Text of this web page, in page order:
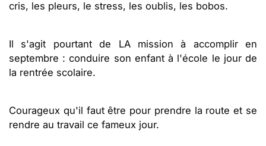
cris, les pleurs, le stress, les oublis, les bobos.
Il s'agit pourtant de LA mission à accomplir en
septembre : conduire son enfant à l'école le jour de
la rentrée scolaire.
Courageux qu'il faut être pour prendre la route et se
rendre au travail ce fameux jour.